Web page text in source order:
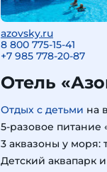
azovsky.ru
8 800 775-15-41
+7 985 778-20-87
Отель
Отдых с детьми на
5-разовое питание
3 аквазоны у моря:
Детский аквапарк